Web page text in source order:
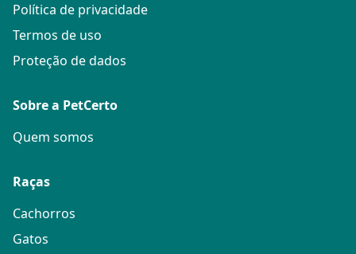
Política de privacidade
Termos de uso
Proteção de dados
Sobre a PetCerto
Quem somos
Raças
Cachorros
Gatos